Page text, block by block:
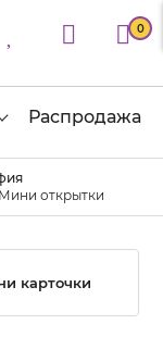
0
Распродажа
Мини открытки
карточки